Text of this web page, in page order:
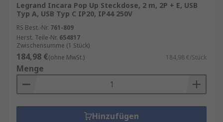
Legrand Incara Pop Up Steckdose, 2 m, 2P + E, USB
Typ A, USB Typ C IP20, IP44 250V
RS Best.-Nr. 761-809
Herst. Teile-Nr. 654817
Zwischensumme (1 Stück)
184,98 €(ohne MwSt.) 184,98 €/Stück
Menge
Hinzufügen